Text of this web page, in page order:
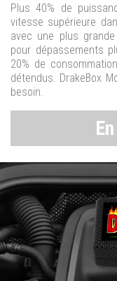
Plus 40% de
vitesse supérieure
avec une plus
pour dépassements
20% de
détendus. DrakeBox
besoin.